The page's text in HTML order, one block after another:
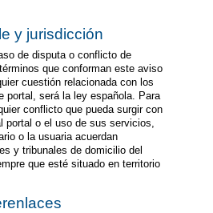
y jurisdicción
de disputa o conflicto de
que conforman este aviso
cuestión relacionada con los
portal, será la ley española. Para
conflicto que pueda surgir con
portal o el uso de sus servicios,
o la usuaria acuerdan
y tribunales de domicilio del
que esté situado en territorio